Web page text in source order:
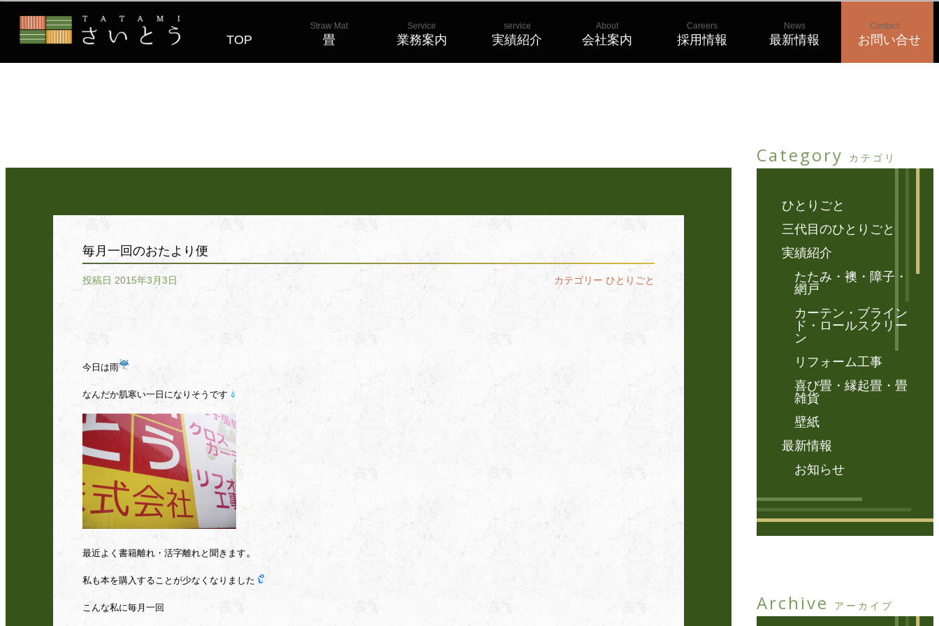
TOP
Straw Mat
畳
Service
業務案内
service
実績紹介
About
会社案内
Careers
採用情報
News
最新情報
Contact
お問い合せ
毎月一回のおたより便
投稿日 2015年3月3日 カテゴリーひとりごと
今日は雨
なんだか肌寒い一日になりそうです
最近よく書籍離れ・活字離れと聞きます。
私も本を購入することが少なくなりました
こんな私に毎月一回
Category カテゴリ
ひとりごと
三代目のひとりごと
実績紹介
たたみ・襖・障子・
網戸
カーテン・ブライン
ド・ロールスクリー
ン
リフォーム工事
喜び畳・縁起畳・畳
雑貨
壁紙
最新情報
お知らせ
Archive アーカイブ